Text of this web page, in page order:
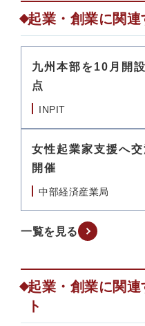
起業・創業に関連
九州本部を10月開
点
INPIT
女性起業家支援へ
開催
中部経済産業局
一覧を見る
起業・創業に関
ト